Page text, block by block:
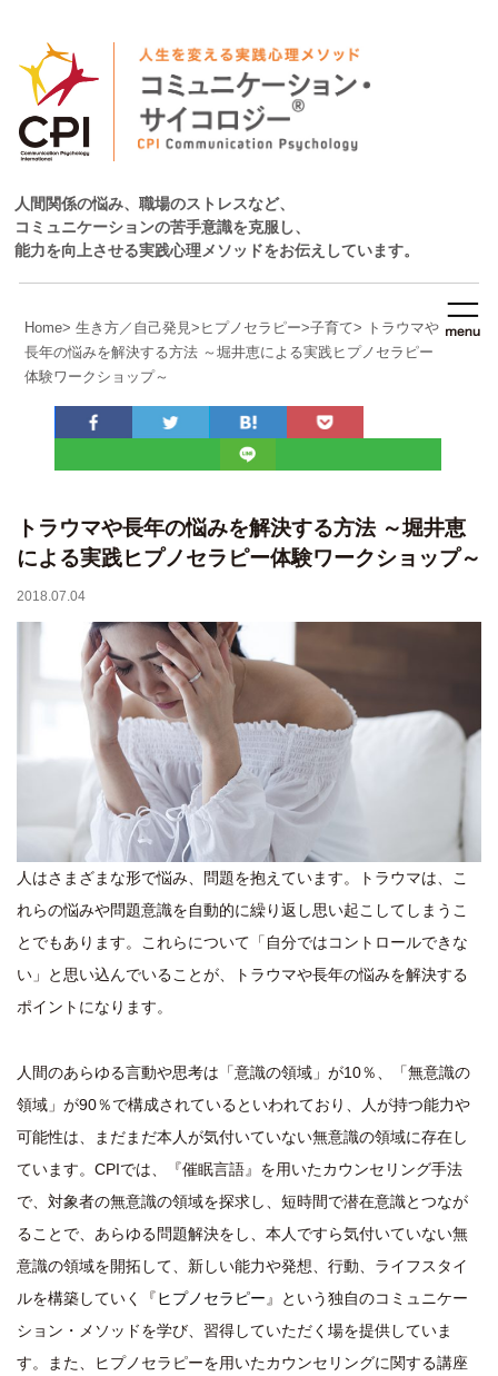
人間関係の悩み、職場のストレスなど、
コミュニケーションの苦手意識を克服し、
能力を向上させる実践心理メソッドをお伝えしています。
Home> 生き方／自己発見 > ヒプノセラピー>子育て>
トラウマや
長年の悩みを解決する方法 ～堀井恵による実践ヒプノセラピー
体験ワークショップ～
トラウマや長年の悩みを解決する方法 ～堀井恵
による実践ヒプノセラピー体験ワークショップ～
2018.07.04
人はさまざまな形で悩み、問題を抱えています。トラウマは、こ
れらの悩みや問題意識を自動的に繰り返し思い起こしてしまうこ
とでもあります。これらについて「自分ではコントロールできな
い」と思い込んでいることが、トラウマや長年の悩みを解決する
ポイントになります。
人間のあらゆる言動や思考は「意識の領域」が10％、「無意識の
領域」が90％で構成されているといわれており、人が持つ能力や
可能性は、まだまだ本人が気付いていない無意識の領域に存在し
ています。CPIでは、『催眠言語』を用いたカウンセリング手法
で、対象者の無意識の領域を探求し、短時間で潜在意識とつなが
ることで、あらゆる問題解決をし、本人ですら気付いていない無
意識の領域を開拓して、新しい能力や発想、行動、ライフスタイ
ルを構築していく『ヒプノセラピー 』という独自のコミュニケー
ション・メソッドを学び、習得していただく場を提供していま
す。また、ヒプノセラピーを用いたカウンセリングに関する講座